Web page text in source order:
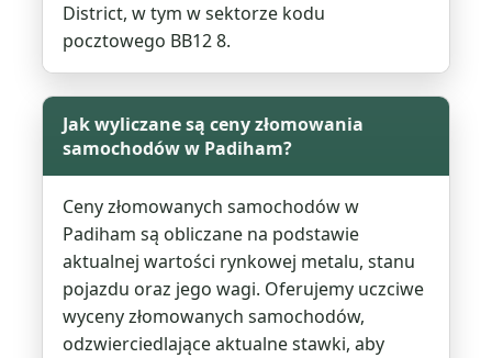
District, w tym w sektorze kodu
pocztowego BB12 8.
Jak wyliczane są ceny złomowania
samochodów w Padiham?
Ceny złomowanych samochodów w
Padiham są obliczane na podstawie
aktualnej wartości rynkowej metalu, stanu
pojazdu oraz jego wagi. Oferujemy uczciwe
wyceny złomowanych samochodów,
odzwierciedlające aktualne stawki, aby